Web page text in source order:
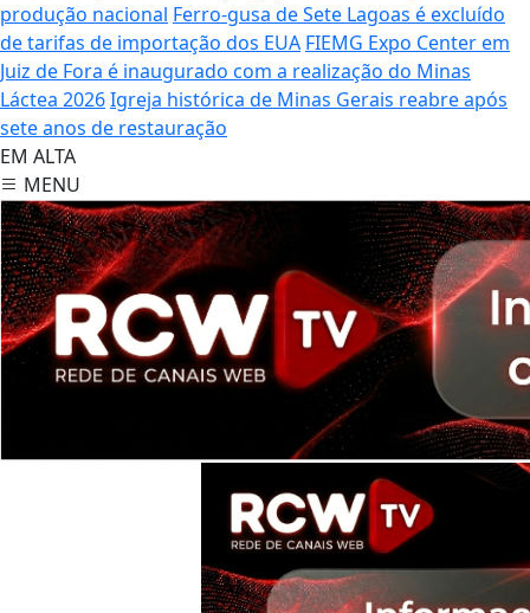
produção nacional Ferro-gusa de Sete Lagoas é excluído
de tarifas de importação dos EUA FIEMG Expo Center em
Juiz de Fora é inaugurado com a realização do Minas
Láctea 2026Igreja histórica de Minas Gerais reabre após
sete anos de restauração
EM ALTA
MENU